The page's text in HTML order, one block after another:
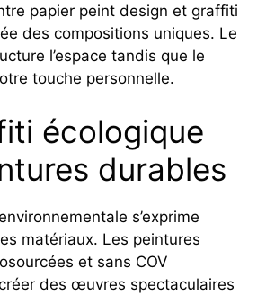
papier peint design et graffiti
des compositions uniques. Le
l’espace tandis que le
touche personnelle.
écologique
durables
s’exprime
matériaux. Les peintures
et sans COV
des œuvres spectaculaires